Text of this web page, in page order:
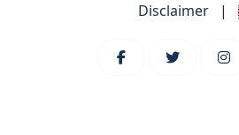
Disclaimer
|